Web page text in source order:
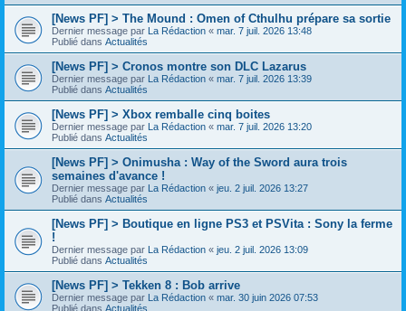
[News PF] > The Mound : Omen of Cthulhu prépare sa sortie
Dernier message par La Rédaction « mar. 7 juil. 2026 13:48
Publié dans Actualités
[News PF] > Cronos montre son DLC Lazarus
Dernier message par La Rédaction « mar. 7 juil. 2026 13:39
Publié dans Actualités
[News PF] > Xbox remballe cinq boites
Dernier message par La Rédaction « mar. 7 juil. 2026 13:20
Publié dans Actualités
[News PF] > Onimusha : Way of the Sword aura trois
semaines d'avance !
Dernier message par La Rédaction « jeu. 2 juil. 2026 13:27
Publié dans Actualités
[News PF] > Boutique en ligne PS3 et PSVita : Sony la ferme
!
Dernier message par La Rédaction « jeu. 2 juil. 2026 13:09
Publié dans Actualités
[News PF] > Tekken 8 : Bob arrive
Dernier message par La Rédaction « mar. 30 juin 2026 07:53
Publié dans Actualités